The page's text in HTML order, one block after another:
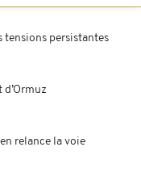
tensions persistantes
relance la voie